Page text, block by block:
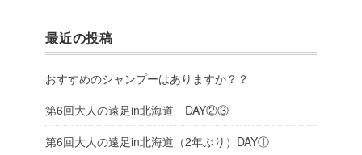
最近の投稿
おすすめのシャンプーはありますか？？
第6回大人の遠足in北海道 DAY②③
第6回大人の遠足in北海道（2年ぶり）DAY①